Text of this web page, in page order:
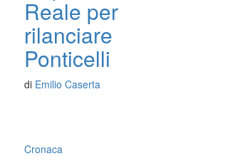
Reale per
rilanciare
Ponticelli
di Emilio Caserta
Cronaca